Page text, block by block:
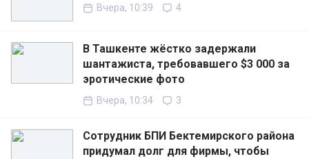
Вчера, 10:39 4
В Ташкенте жёстко задержали
шантажиста, требовавшего $3 000 за
эротические фото
Вчера, 10:34 3
Сотрудник БПИ Бектемирского района
придумал долг для фирмы, чтобы